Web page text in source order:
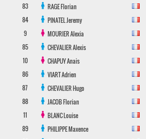
83
RAGEFlorian
84
PINATELJeremy
9
MOURIERAlexia
85
CHEVALIERAlexis
10
CHAPUYAnais
86
VIARTAdrien
87
CHEVALIERHugo
88
JACOBFlorian
11
BLANCLouise
89
PHILIPPEMaxence